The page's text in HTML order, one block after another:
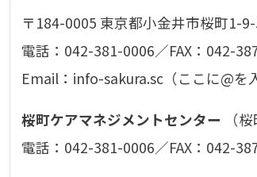
〒184-0005 東京都小金井市桜町1-
電話：042-381-0006／FAX：042-
Email：info-sakura.sc（ここに@
桜町ケアマネジメントセンター
（
電話：042-381-0006／FAX：042-